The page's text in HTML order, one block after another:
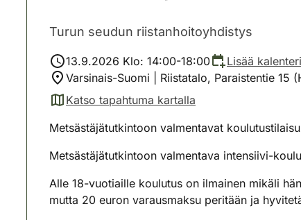
Turun seudun riistanhoitoyhdistys
13.9.2026 Klo: 14:00-18:00
Lisää
Varsinais-Suomi | Riistatalo, Paraistentie 15
Katso tapahtuma kartalla
(avautuu uuteen välilehteen)
Metsästäjätutkintoon valmentavat
Metsästäjätutkintoon valmentava intensiivi-
Alle 18-vuotiaille koulutus on ilmainen mikäli
mutta 20 euron varausmaksu peritään ja